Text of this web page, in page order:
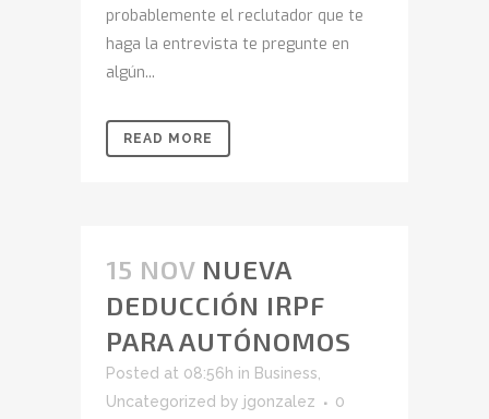
probablemente el reclutador que te
haga la entrevista te pregunte en
algún...
READ MORE
15 NOV NUEVA
DEDUCCIÓN IRPF
PARA AUTÓNOMOS
Posted at 08:56h in Business,
Uncategorized by jgonzalez
0